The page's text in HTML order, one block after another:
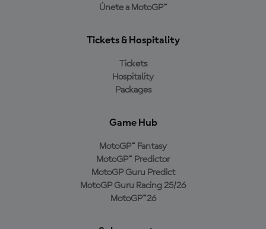
Únete a MotoGP™
Tickets & Hospitality
Tickets
Hospitality
Packages
Game Hub
MotoGP™ Fantasy
MotoGP™ Predictor
MotoGP Guru Predict
MotoGP Guru Racing 25/26
MotoGP™26